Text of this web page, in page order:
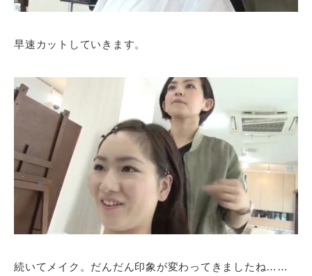
早速カットしていきます。
続いてメイク。だんだん印象が変わってきましたね……